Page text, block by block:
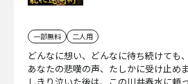
一部無料 二人用
どんなに想い、どんなに待ち続けて
あなたの悲嘆の声、たしかに受け止め